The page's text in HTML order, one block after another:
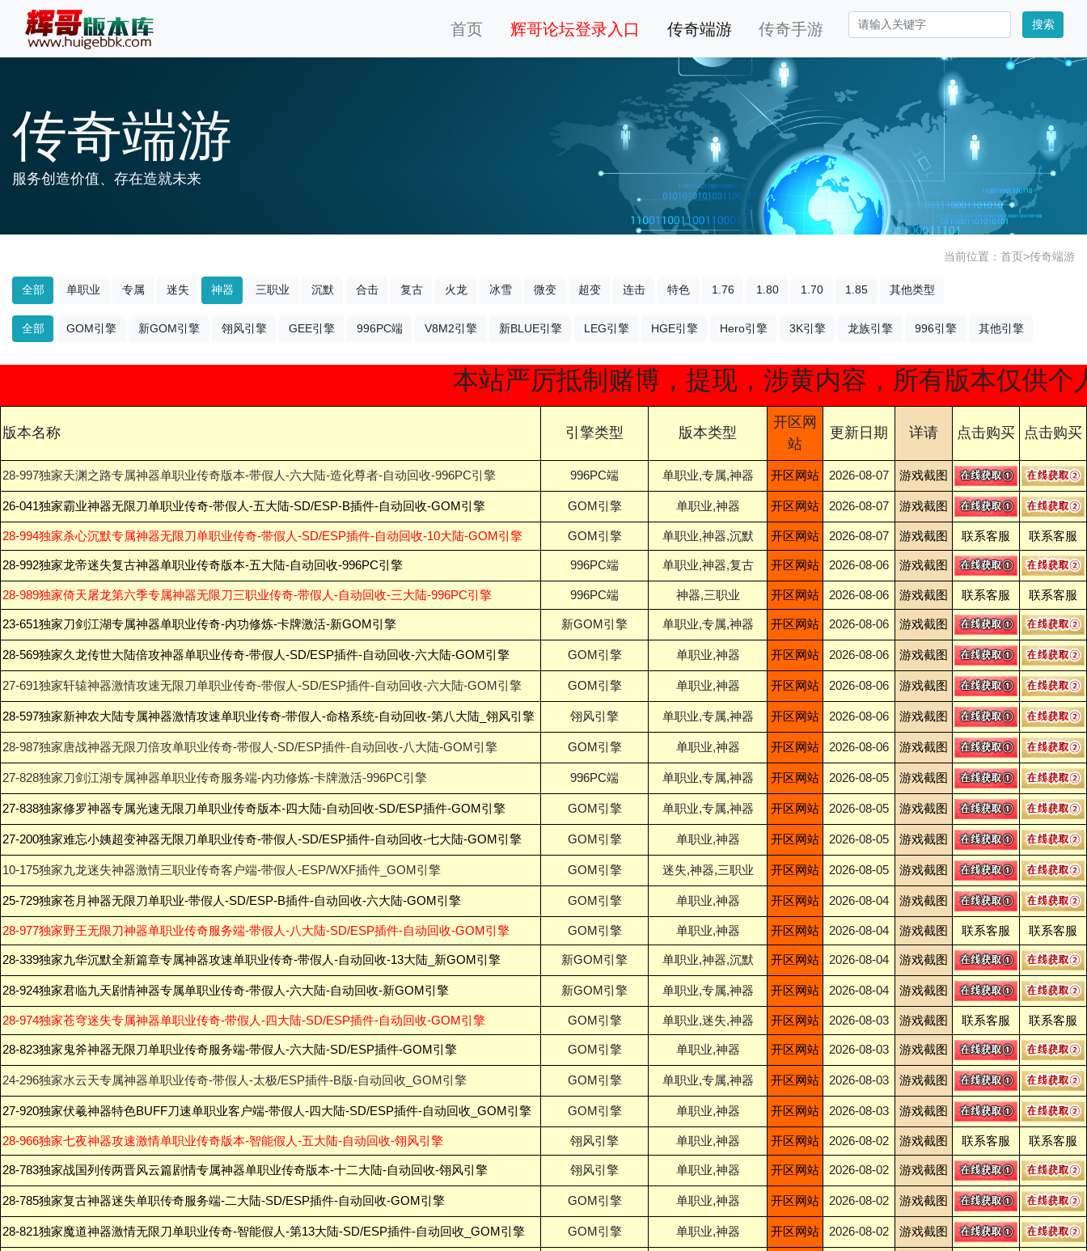
首页 辉哥论坛登录入口 传奇端游 传奇手游 搜索
传奇端游
服务创造价值、存在造就未来
当前位置： 首页>传奇端游
全部 单职业 专属 迷失 神器 三职业 沉默 合击 复古 火龙 冰雪 微变 超变 连击 特色 1.76 1.80 1.70 1.85 其他类型
全部 GOM引擎 新GOM引擎 翎风引擎 GEE引擎 996PC端 V8M2引擎 新BLUE引擎 LEG引擎 HGE引擎 Hero引擎 3K引擎 龙族引擎 996引擎 其他引擎
本站严厉抵制赌博，提现，涉黄内容，所有版本仅供个
版本名称 引擎类型 版本类型
开区网
站
更新日期 详请 点击购买 点击购买
28-997独家天渊之路专属神器单职业传奇版本-带假人-六大陆-造化尊者-自动回收-996PC引擎 996PC端 单职业,专属,神器 开区网站 2026-08-07 游戏截图
26-041独家霸业神器无限刀单职业传奇-带假人-五大陆-SD/ESP-B插件-自动回收-GOM引擎 GOM引擎 单职业,神器 开区网站 2026-08-07 游戏截图
28-994独家杀心沉默专属神器无限刀单职业传奇-带假人-SD/ESP插件-自动回收-10大陆-GOM引擎 GOM引擎 单职业,神器,沉默 开区网站 2026-08-07 游戏截图 联系客服 联系客服
28-992独家龙帝迷失复古神器单职业传奇版本-五大陆-自动回收-996PC引擎 996PC端 单职业,神器,复古 开区网站 2026-08-06 游戏截图
28-989独家倚天屠龙第六季专属神器无限刀三职业传奇-带假人-自动回收-三大陆-996PC引擎 996PC端 神器,三职业 开区网站 2026-08-06 游戏截图 联系客服 联系客服
23-651独家刀剑江湖专属神器单职业传奇-内功修炼-卡牌激活-新GOM引擎 新GOM引擎 单职业,专属,神器 开区网站 2026-08-06 游戏截图
28-569独家久龙传世大陆倍攻神器单职业传奇-带假人-SD/ESP插件-自动回收-六大陆-GOM引擎 GOM引擎 单职业,神器 开区网站 2026-08-06 游戏截图
27-691独家轩辕神器激情攻速无限刀单职业传奇-带假人-SD/ESP插件-自动回收-六大陆-GOM引擎 GOM引擎 单职业,神器 开区网站 2026-08-06 游戏截图
28-597独家新神农大陆专属神器激情攻速单职业传奇-带假人-命格系统-自动回收-第八大陆_翎风引擎 翎风引擎 单职业,专属,神器 开区网站 2026-08-06 游戏截图
28-987独家唐战神器无限刀倍攻单职业传奇-带假人-SD/ESP插件-自动回收-八大陆-GOM引擎 GOM引擎 单职业,神器 开区网站 2026-08-06 游戏截图
27-828独家刀剑江湖专属神器单职业传奇服务端-内功修炼-卡牌激活-996PC引擎 996PC端 单职业,专属,神器 开区网站 2026-08-05 游戏截图
27-838独家修罗神器专属光速无限刀单职业传奇版本-四大陆-自动回收-SD/ESP插件-GOM引擎 GOM引擎 单职业,专属,神器 开区网站 2026-08-05 游戏截图
27-200独家难忘小姨超变神器无限刀单职业传奇-带假人-SD/ESP插件-自动回收-七大陆-GOM引擎 GOM引擎 单职业,神器 开区网站 2026-08-05 游戏截图
10-175独家九龙迷失神器激情三职业传奇客户端-带假人-ESP/WXF插件_GOM引擎 GOM引擎 迷失,神器,三职业 开区网站 2026-08-05 游戏截图
25-729独家苍月神器无限刀单职业-带假人-SD/ESP-B插件-自动回收-六大陆-GOM引擎 GOM引擎 单职业,神器 开区网站 2026-08-04 游戏截图
28-977独家野王无限刀神器单职业传奇服务端-带假人-八大陆-SD/ESP插件-自动回收-GOM引擎 GOM引擎 单职业,神器 开区网站 2026-08-04 游戏截图 联系客服 联系客服
28-339独家九华沉默全新篇章专属神器攻速单职业传奇-带假人-自动回收-13大陆_新GOM引擎 新GOM引擎 单职业,神器,沉默 开区网站 2026-08-04 游戏截图
28-924独家君临九天剧情神器专属单职业传奇-带假人-六大陆-自动回收-新GOM引擎 新GOM引擎 单职业,专属,神器 开区网站 2026-08-04 游戏截图
28-974独家苍穹迷失专属神器单职业传奇-带假人-四大陆-SD/ESP插件-自动回收-GOM引擎 GOM引擎 单职业,迷失,神器 开区网站 2026-08-03 游戏截图 联系客服 联系客服
28-823独家鬼斧神器无限刀单职业传奇服务端-带假人-六大陆-SD/ESP插件-GOM引擎 GOM引擎 单职业,神器 开区网站 2026-08-03 游戏截图
24-296独家水云天专属神器单职业传奇-带假人-太极/ESP插件-B版-自动回收_GOM引擎 GOM引擎 单职业,专属,神器 开区网站 2026-08-03 游戏截图
27-920独家伏羲神器特色BUFF刀速单职业客户端-带假人-四大陆-SD/ESP插件-自动回收_GOM引擎 GOM引擎 单职业,神器 开区网站 2026-08-03 游戏截图
28-966独家七夜神器攻速激情单职业传奇版本-智能假人-五大陆-自动回收-翎风引擎 翎风引擎 单职业,神器 开区网站 2026-08-02 游戏截图 联系客服 联系客服
28-783独家战国列传两晋风云篇剧情专属神器单职业传奇版本-十二大陆-自动回收-翎风引擎 翎风引擎 单职业,神器 开区网站 2026-08-02 游戏截图
28-785独家复古神器迷失单职传奇服务端-二大陆-SD/ESP插件-自动回收-GOM引擎 GOM引擎 单职业,神器 开区网站 2026-08-02 游戏截图
28-821独家魔道神器激情无限刀单职业传奇-智能假人-第13大陆-SD/ESP插件-自动回收_GOM引擎 GOM引擎 单职业,神器 开区网站 2026-08-02 游戏截图